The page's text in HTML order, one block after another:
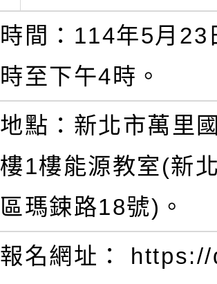
時間：114年5月23
時至下午4時。
地點：新北市萬里
樓1樓能源教室(新
區瑪鋉路18號)。
報名網址：